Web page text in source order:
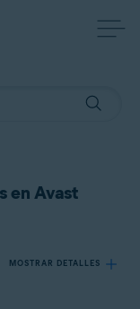
en Avast
MOSTRAR DETALLES